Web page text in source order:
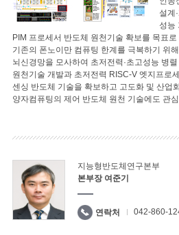
설계
성능
PIM 프로세서 반도체 원천기술 확보를 목표
기존의 폰노이만 컴퓨팅 한계를 극복하기 위
뇌신경망을 모사하여 초저전력·초고성능 병
원천기술 개발과 초저전력 RISC-V 엣지프로
센싱 반도체 기술을 확보하고 고도화 및 산업
양자컴퓨팅의 제어 반도체 원천 기술에도 관
지능형반도체연구본부
본부장 여준기
연락처 042-860-